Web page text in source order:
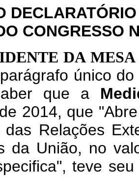
CONGRESSO
DA
único
que a
2014, que
das Relações
da União, no
teve